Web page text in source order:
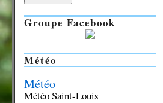
Groupe Facebook
Météo
Météo
Météo Saint-Louis